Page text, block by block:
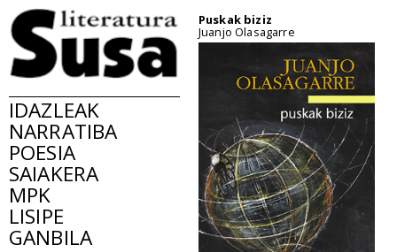
IDAZLEAK
NARRATIBA
POESIA
SAIAKERA
MPK
LISIPE
GANBILA
Puskak biziz
Juanjo Olasagarre